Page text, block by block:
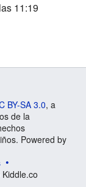
11:19
BY-SA 3.0, a
de la
Powered by